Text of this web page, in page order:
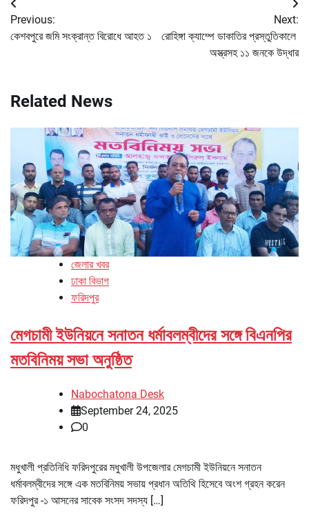
Post
navigation
Previous:
কেশবপুরে জমি সংক্রান্ত বিরোধে আহত ১
Next:
রোহিঙ্গা ক্যাম্পে ডাকাতির প্রস্তুতিকালে
অস্ত্রসহ ১১ জনকে উদ্ধার
Related News
জেলার খবর
ঢাকা বিভাগ
ফরিদপুর
মেগচামী ইউনিয়নে সনাতন ধর্মাবলম্বীদের সঙ্গে বিএনপির
মতবিনিময় সভা অনুষ্ঠিত
Nabochatona Desk
September 24, 2025
0
মধুখালী প্রতিনিধি ফরিদপুরের মধুখালী উপজেলার মেগচামী ইউনিয়নে সনাতন
ধর্মাবলম্বীদের সঙ্গে এক মতবিনিময় সভায় প্রধান অতিথি হিসেবে অংশ গ্রহন করেন
ফরিদপুর -১ আসনের সাবেক সংসদ সদস্য […]